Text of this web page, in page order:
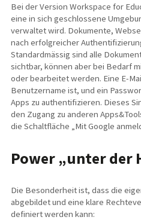
Bei der Version Workspace for
eine in sich geschlossene
verwaltet wird. Dokumente,
nach erfolgreicher
Standardmässig sind alle
sichtbar, können aber bei Bedarf
oder bearbeitet werden. Eine E-
Benutzername ist, und ein
Apps zu authentifizieren. Dieses
den Zugang zu anderen
die Schaltfläche „Mit Google
Power „unter der
Die Besonderheit ist, dass die
abgebildet und eine klare
definiert werden kann: